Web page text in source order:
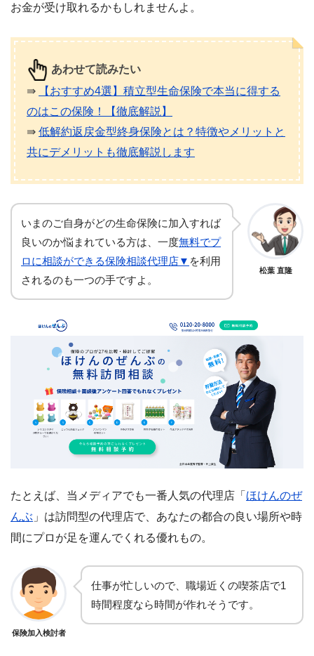
お金が受け取れるかもしれませんよ。
あわせて読みたい
⇛
【おすすめ4選】積立型生命保険で本当に得する
のはこの保険！【徹底解説】
⇛ 低解約返戻金型終身保険とは？特徴やメリットと
共にデメリットも徹底解説します
いまのご自身がどの生命保険に加入すれば
良いのか悩まれている方は、一度無料でプ
ロに相談ができる保険相談代理店▼ を利用
されるのも一つの手ですよ。
松葉 直隆
たとえば、当メディアでも一番人気の代理店「 ほけんのぜ
んぶ 」は訪問型の代理店で、あなたの都合の良い場所や時
間にプロが足を運んでくれる優れもの。
保険加入検討者
仕事が忙しいので、職場近くの喫茶店で1
時間程度なら時間が作れそうです。